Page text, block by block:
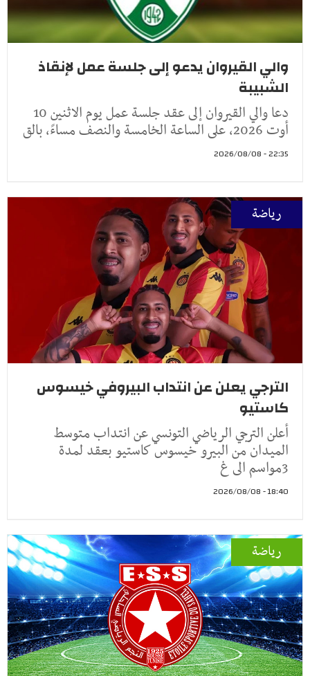
والي القيروان يدعو إلى جلسة عمل لإنقاذ
الشبيبة
دعا والي القيروان إلى عقد جلسة عمل يوم الاثنين 10
أوت 2026، على الساعة الخامسة والنصف مساءً، بالق
22:35 - 2026/08/08
رياضة
الترجي يعلن عن انتداب البيروفي خيسوس
كاستيو
أعلن الترجي الرياضي التونسي عن انتداب متوسط
الميدان من البيرو خيسوس كاستيو بعقد لمدة
3مواسم الى غ
18:40 - 2026/08/08
رياضة